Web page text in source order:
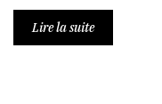
Lire la suite